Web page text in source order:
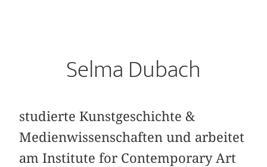
Selma Dubach
studierte Kunstgeschichte &
Medienwissenschaften und arbeitet
am Institute for Contemporary Art